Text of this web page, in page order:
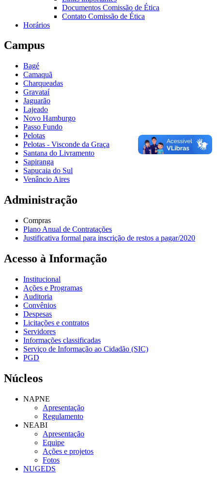
Documentos Comissão de Ética
Contato Comissão de Ética
Horários
Campus
Bagé
Camaquã
Charqueadas
Gravataí
Jaguarão
Lajeado
Novo Hamburgo
Passo Fundo
Pelotas
Pelotas - Visconde da Graça
Santana do Livramento
Sapiranga
Sapucaia do Sul
Venâncio Aires
Administração
Compras
Plano Anual de Contratações
Justificativa formal para inscrição de restos a pagar/2020
Acesso à Informação
Institucional
Ações e Programas
Auditoria
Convênios
Despesas
Licitações e contratos
Servidores
Informações classificadas
Serviço de Informação ao Cidadão (SIC)
PGD
Núcleos
NAPNE
Apresentação
Regulamento
NEABI
Apresentação
Equipe
Ações e projetos
Fotos
NUGEDS